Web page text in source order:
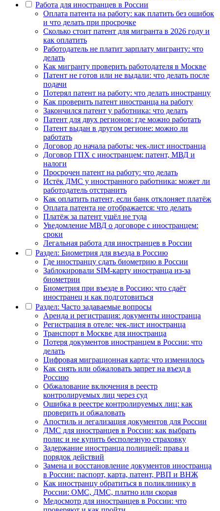
Работа для иностранцев в России
Оплата патента на работу: как платить без ошибок
и что делать при просрочке
Сколько стоит патент для мигранта в 2026 году и
как оплатить
Работодатель не платит зарплату мигранту: что
делать
Как мигранту проверить работодателя в Москве
Патент не готов или не выдали: что делать после
подачи
Потерял патент на работу: что делать иностранцу
Как проверить патент иностранца на работу
Закончился патент у работника: что делать
Патент для двух регионов: где можно работать
Патент выдан в другом регионе: можно ли
работать
Договор до начала работы: чек-лист иностранца
Договор ГПХ с иностранцем: патент, МВД и
налоги
Просрочен патент на работу: что делать
Истёк ДМС у иностранного работника: может ли
работодатель отстранить
Как оплатить патент, если банк отклоняет платёж
Оплата патента не отображается: что делать
Платёж за патент ушёл не туда
Уведомление МВД о договоре с иностранцем:
сроки
Легальная работа для иностранцев в России
Раздел: Биометрия для въезда в Россию
Где иностранцу сдать биометрию в России
Заблокировали SIM-карту иностранца из-за
биометрии
Биометрия при въезде в Россию: что сдаёт
иностранец и как подготовиться
Раздел: Часто задаваемые вопросы
Аренда и регистрация: документы иностранца
Регистрация в отеле: чек-лист иностранца
Транспорт в Москве для иностранца
Потеря документов иностранцем в России: что
делать
Цифровая миграционная карта: что изменилось
Как снять или обжаловать запрет на въезд в
Россию
Обжалование включения в реестр
контролируемых лиц через суд
Ошибка в реестре контролируемых лиц: как
проверить и обжаловать
Апостиль и легализация документов для России
ДМС для иностранцев в России: как выбрать
полис и не купить бесполезную страховку
Задержание иностранца полицией: права и
порядок действий
Замена и восстановление документов иностранца
в России: паспорт, карта, патент, РВП и ВНЖ
Как иностранцу обратиться в поликлинику в
России: ОМС, ДМС, платно или скорая
Медосмотр для иностранцев в России: что